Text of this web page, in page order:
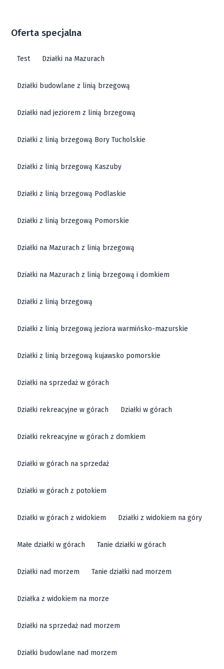
Oferta specjalna
Test Działki na Mazurach
Działki budowlane z linią brzegową
Działki nad jeziorem z linią brzegową
Działki z linią brzegową Bory Tucholskie
Działki z linią brzegową Kaszuby
Działki z linią brzegową Podlaskie
Działki z linią brzegową Pomorskie
Działki na Mazurach z linią brzegową
Działki na Mazurach z linią brzegową i domkiem
Działki z linią brzegową
Działki z linią brzegową jeziora warmińsko-mazurskie
Działki z linią brzegową kujawsko pomorskie
Działki na sprzedaż w górach
Działki rekreacyjne w górach Działki w górach
Działki rekreacyjne w górach z domkiem
Działki w górach na sprzedaż
Działki w górach z potokiem
Działki w górach z widokiem Działki z widokiem na góry
Małe działki w górach Tanie działki w górach
Działki nad morzem Tanie działki nad morzem
Działka z widokiem na morze
Działki na sprzedaż nad morzem
Działki budowlane nad morzem